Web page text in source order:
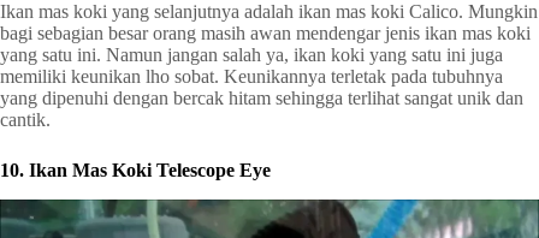
Ikan mas koki yang selanjutnya adalah ikan mas koki Calico. Mungkin
bagi sebagian besar orang masih awan mendengar jenis ikan mas koki
yang satu ini. Namun jangan salah ya, ikan koki yang satu ini juga
memiliki keunikan lho sobat. Keunikannya terletak pada tubuhnya
yang dipenuhi dengan bercak hitam sehingga terlihat sangat unik dan
cantik.
10. Ikan Mas Koki Telescope Eye